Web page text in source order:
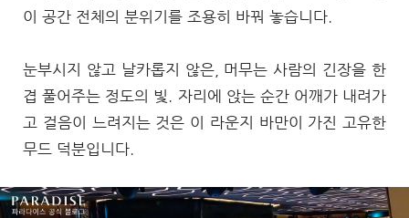
이 공간 전체의 분위기를 조용히 바꿔 놓습니다.
눈부시지 않고 날카롭지 않은, 머무는 사람의 긴장을 한
겹 풀어주는 정도의 빛. 자리에 앉는 순간 어깨가 내려가
고 걸음이 느려지는 것은 이 라운지 바만이 가진 고유한
무드 덕분입니다.